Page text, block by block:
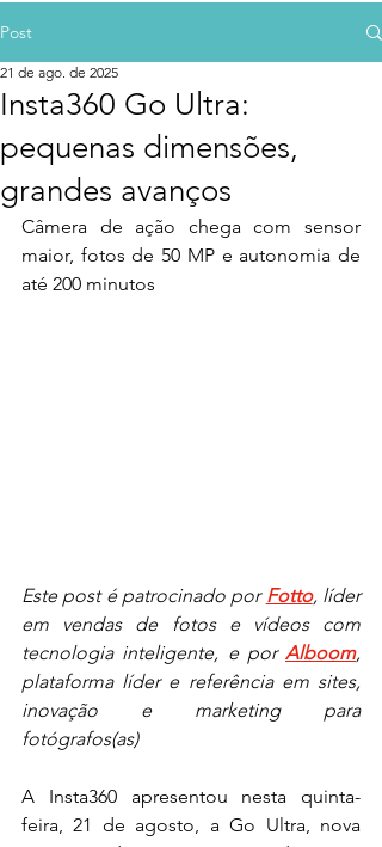
Post
Insta360 Go Ultra:
pequenas dimensões,
grandes avanços
21 de ago. de 2025
Câmera de ação chega com sensor
maior, fotos de 50 MP e autonomia de
até 200 minutos
Este post é patrocinado por Fotto, líder
em vendas de fotos e vídeos com
tecnologia inteligente, e por Alboom,
plataforma líder e referência em sites,
inovação e marketing para
fotógrafos(as)
A Insta360 apresentou nesta quinta-
feira, 21 de agosto, a Go Ultra, nova